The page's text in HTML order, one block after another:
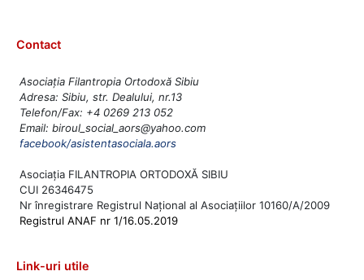
Contact
Asociația Filantropia Ortodoxă Sibiu
Adresa: Sibiu, str. Dealului, nr.13
Telefon/Fax: +4 0269 213 052
Email: biroul_social_aors@yahoo.com
facebook/asistentasociala.aors
Asociația FILANTROPIA ORTODOXĂ SIBIU
CUI 26346475
Nr înregistrare Registrul Național al Asociațiilor 10160/A/2009
Registrul ANAF nr 1/16.05.2019
Link-uri utile